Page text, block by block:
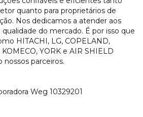
quanto para proprietários de
Nos dedicamos a atender aos
do mercado. É por isso que
HITACHI, LG, COPELAND,
YORK e AIR SHIELD
parceiros.
Weg 10329201